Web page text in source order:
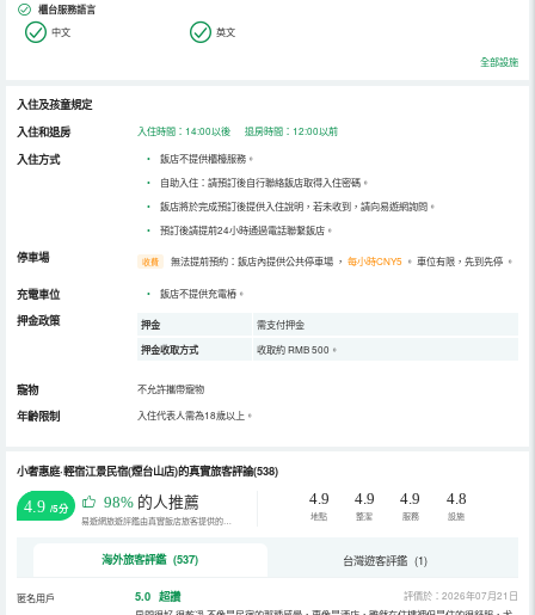
櫃台服務語言
中文 英文
全部設施
入住及孩童規定
入住和退房
入住時間：14:00以後 退房時間：12:00以前
入住方式 •
飯店不提供櫃檯服務。
•
自助入住：請預訂後自行聯絡飯店取得入住密碼。
•
飯店將於完成預訂後提供入住說明，若未收到，請向易遊網詢問。
•
預訂後請提前24小時通過電話聯繫飯店。
停車場 收費 無法提前預約：飯店內提供公共停車場 ， 每小時CNY5 。 車位有限，先到先停 。
充電車位 • 飯店不提供充電樁。
押金政策 押金 需支付押金
押金收取方式 收取約 RMB 500。
寵物 不允許攜帶寵物
年齡限制 入住代表人需為18歲以上。
小奢惠庭·輕宿江景民宿(煙台山店)的真實旅客評論(538)
4.9 /5分 98% 的人推薦
易遊網旅遊評鑑由真實飯店旅客提供的評鑑。
4.9
地點
4.9
整潔
4.9
服務
4.8
設施
海外旅客評鑑 (537) 台灣遊客評鑑 (1)
匿名用戶
5.0 超讚
評價於：2026年07月21日